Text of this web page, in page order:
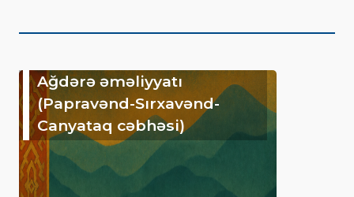
Ağdərə əməliyyatı
(Papravənd-Sırxavənd-
Canyataq cəbhəsi)